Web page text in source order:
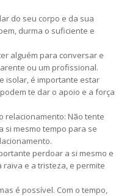
do seu corpo e da sua
durma o suficiente e
alguém para conversar e
ou um profissional.
isolar, é importante estar
te dar o apoio e a força
relacionamento: Não tente
si mesmo tempo para se
perdoar a si mesmo e
e a tristeza, e permite
é possível. Com o tempo,